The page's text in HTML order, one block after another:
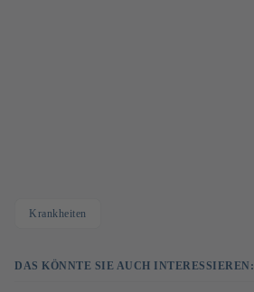
Krankheiten
DAS KÖNNTE SIE AUCH INTERESSIEREN: